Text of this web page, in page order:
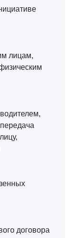
лицам,
договора